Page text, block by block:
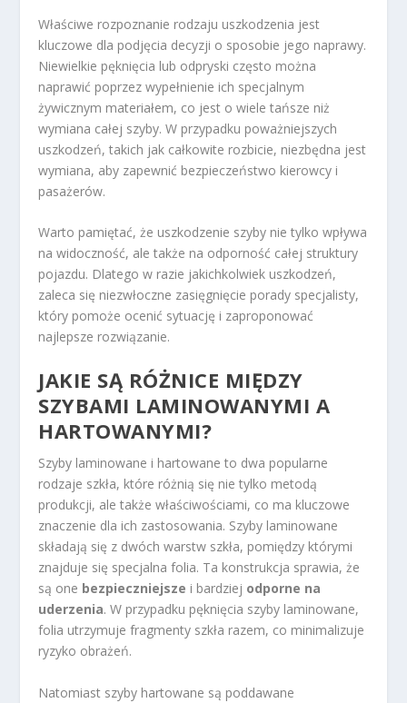
Właściwe rozpoznanie rodzaju uszkodzenia jest
kluczowe dla podjęcia decyzji o sposobie jego naprawy.
Niewielkie pęknięcia lub odpryski często można
naprawić poprzez wypełnienie ich specjalnym
żywicznym materiałem, co jest o wiele tańsze niż
wymiana całej szyby. W przypadku poważniejszych
uszkodzeń, takich jak całkowite rozbicie, niezbędna jest
wymiana, aby zapewnić bezpieczeństwo kierowcy i
pasażerów.
Warto pamiętać, że uszkodzenie szyby nie tylko wpływa
na widoczność, ale także na odporność całej struktury
pojazdu. Dlatego w razie jakichkolwiek uszkodzeń,
zaleca się niezwłoczne zasięgnięcie porady specjalisty,
który pomoże ocenić sytuację i zaproponować
najlepsze rozwiązanie.
JAKIE SĄ RÓŻNICE MIĘDZY
SZYBAMI LAMINOWANYMI A
HARTOWANYMI?
Szyby laminowane i hartowane to dwa popularne
rodzaje szkła, które różnią się nie tylko metodą
produkcji, ale także właściwościami, co ma kluczowe
znaczenie dla ich zastosowania. Szyby laminowane
składają się z dwóch warstw szkła, pomiędzy którymi
znajduje się specjalna folia. Ta konstrukcja sprawia, że
są one bezpieczniejsze i bardziej odporne na
uderzenia. W przypadku pęknięcia szyby laminowane,
folia utrzymuje fragmenty szkła razem, co minimalizuje
ryzyko obrażeń.
Natomiast szyby hartowane są poddawane